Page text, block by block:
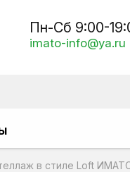
Пн-Сб 9:00-
imato-info@ya.ru
в стиле Loft